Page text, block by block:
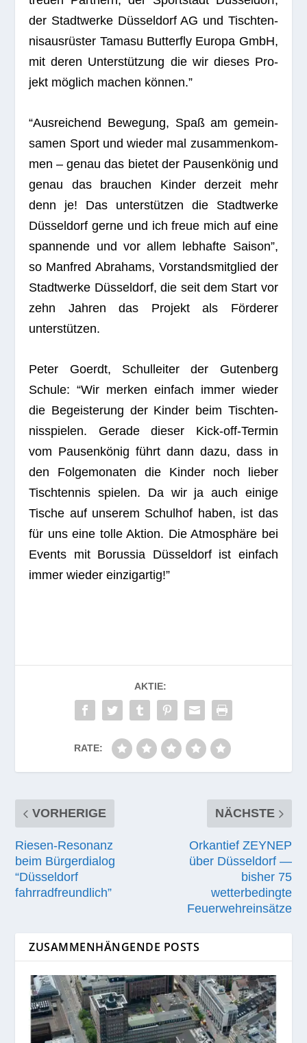
der Stadt­werke Düs­sel­dorf AG und Tisch­ten­
nis­aus­rüs­ter Tamasu But­ter­fly Europa GmbH,
mit deren Unter­stüt­zung die wir die­ses Pro­
jekt mög­lich machen können.”
“Aus­rei­chend Bewe­gung, Spaß am gemein­
sa­men Sport und wie­der mal zusam­men­kom­
men – genau das bie­tet der Pau­sen­kö­nig und
genau das brau­chen Kin­der der­zeit mehr
denn je! Das unter­stüt­zen die Stadt­werke
Düs­sel­dorf gerne und ich freue mich auf eine
span­nende und vor allem leb­hafte Sai­son”,
so Man­fred Abra­hams, Vor­stands­mit­glied der
Stadt­werke Düs­sel­dorf, die seit dem Start vor
zehn Jah­ren das Pro­jekt als För­de­rer
unterstützen.
Peter Goerdt, Schul­lei­ter der Guten­berg
Schule: “Wir mer­ken ein­fach immer wie­der
die Begeis­te­rung der Kin­der beim Tisch­ten­
nis­spie­len. Gerade die­ser Kick-off-Ter­min
vom Pau­sen­kö­nig führt dann dazu, dass in
den Fol­ge­mo­na­ten die Kin­der noch lie­ber
Tisch­ten­nis spie­len. Da wir ja auch einige
Tische auf unse­rem Schul­hof haben, ist das
für uns eine tolle Aktion. Die Atmo­sphäre bei
Events mit Borus­sia Düs­sel­dorf ist ein­fach
immer wie­der einzigartig!”
AKTIE:
RATE:
VORHERIGE
Riesen-Resonanz
beim Bürgerdialog
“Düsseldorf
fahrradfreundlich”
NÄCHSTE
Orkantief ZEYNEP
über Düsseldorf —
bisher 75
wetterbedingte
Feuerwehreinsätze
ZUSAMMENHÄNGENDE POSTS